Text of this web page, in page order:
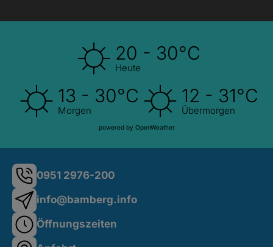
20 - 30°C
Heute
13 - 30°C
Morgen
12 - 31°C
Übermorgen
powered by OpenWeather
0951 2976-200
info@bamberg.info
Öffnungszeiten